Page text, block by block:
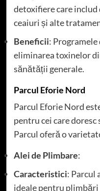
detoxifiere care
ceaiuri și alte
Beneficii:
eliminarea toxinelor
sănătății generale.
Parcul Eforie Nord
Parcul Eforie Nord
pentru cei care doresc
Parcul oferă o
Alei de Plimbare:
Caracteristici: Parcul
ideale pentru plimbări